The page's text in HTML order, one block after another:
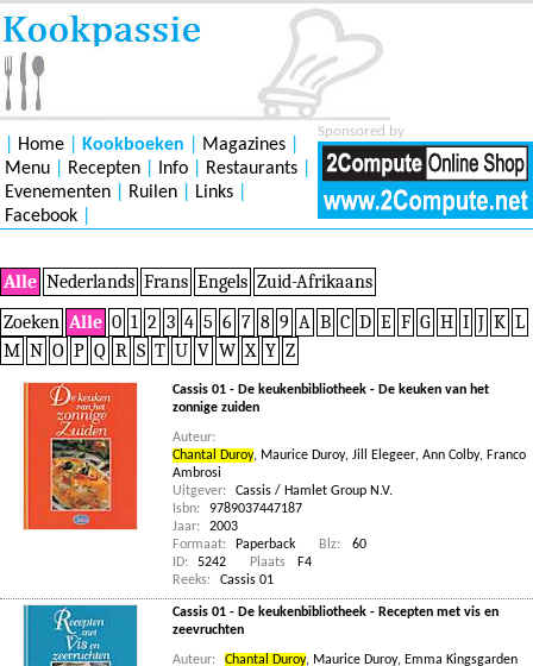
Sponsored by
Home Kookboeken Magazines
Menu
Recepten Info Restaurants
Evenementen
Ruilen Links
Facebook
Alle Nederlands Frans Engels Zuid-Afrikaans
Zoeken Alle 0 1 2 3 4 5 6 7 8 9 A B C D E F G H I J K L
M N O P Q R S T U V W X Y Z
Cassis 01 - De keukenbibliotheek - De keuken van het
zonnige zuiden
Auteur:
Chantal Duroy, Maurice Duroy, Jill Elegeer, Ann Colby, Franco
Ambrosi
Uitgever:
Cassis / Hamlet Group N.V.
Isbn:
9789037447187
Jaar:
2003
Formaat:
Paperback Blz:
60
ID:
5242 Plaats
F4
Reeks:
Cassis 01
Cassis 01 - De keukenbibliotheek - Recepten met vis en
zeevruchten
Auteur: Chantal Duroy, Maurice Duroy, Emma Kingsgarden